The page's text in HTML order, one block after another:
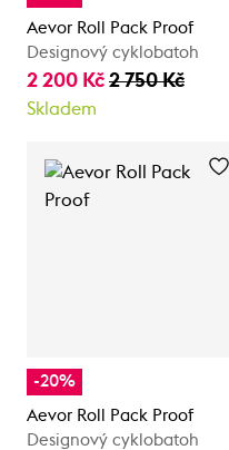
Aevor Roll Pack Proof
Designový cyklobatoh
2 200 Kč 2 750 Kč
Skladem
-20%
Aevor Roll Pack Proof
Designový cyklobatoh